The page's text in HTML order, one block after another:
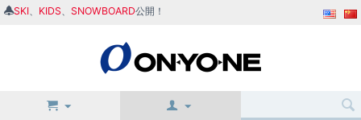
SKI KIDS SNOWBOARD公開！